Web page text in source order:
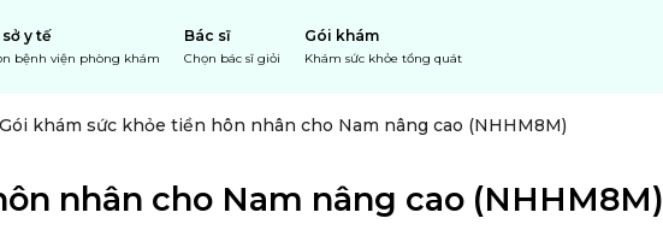
sở y tế
bệnh viện phòng khám
Bác sĩ
Chọn bác sĩ giỏi
Gói khám
Khám sức khỏe tổng quát
Gói khám sức khỏe tiền hôn nhân cho Nam nâng cao (NHHM8M)
nhân cho Nam nâng cao (NHHM8M)